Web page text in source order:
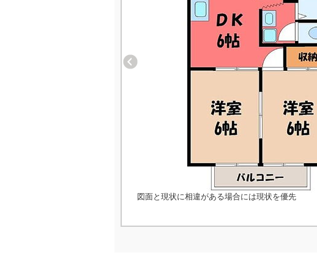
図面と現状に相違がある場合には現状を優先